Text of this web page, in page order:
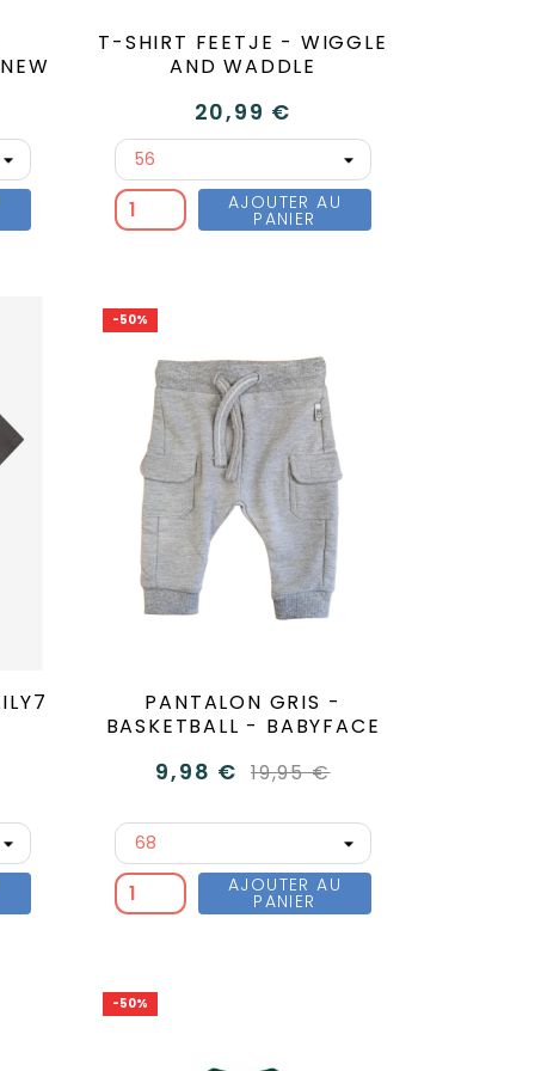
T-SHIRT FEETJE - WIGGLE
AND WADDLE
20,99 €
AJOUTER AU
PANIER
-50%
PANTALON GRIS -
BASKETBALL - BABYFACE
9,98 € 19,95 €
AJOUTER AU
PANIER
-50%